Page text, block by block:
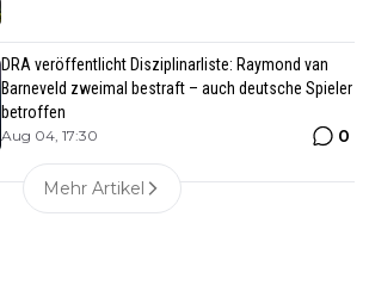
DRA veröffentlicht Disziplinarliste: Raymond van
Barneveld zweimal bestraft – auch deutsche Spieler
betroffen
Aug 04, 17:30 0
Mehr Artikel